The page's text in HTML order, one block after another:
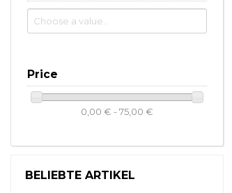
Price
0,00 € - 75,00 €
BELIEBTE ARTIKEL